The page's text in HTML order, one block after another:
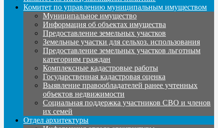
Комитет по управлению муниципальным имуществом
Муниципальное имущество
Информация об объектах имущества
Предоставление земельных участков
Земельные участки для сельхоз. использования
Предоставление земельных участков льготным
категориям граждан
Комплексные кадастровые работы
Государственная кадастровая оценка
Выявление правообладателей ранее учтенных
объектов недвижимости
Социальная поддержка участников СВО и членов
их семей
Отдел архитектуры